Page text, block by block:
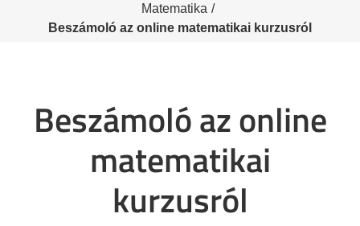
Matematika /
Beszámoló az online matematikai kurzusról
Beszámoló az online
matematikai
kurzusról